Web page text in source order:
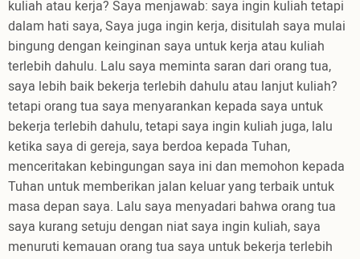
kuliah atau kerja? Saya menjawab: saya ingin kuliah tetapi
dalam hati saya, Saya juga ingin kerja, disitulah saya mulai
bingung dengan keinginan saya untuk kerja atau kuliah
terlebih dahulu. Lalu saya meminta saran dari orang tua,
saya lebih baik bekerja terlebih dahulu atau lanjut kuliah?
tetapi orang tua saya menyarankan kepada saya untuk
bekerja terlebih dahulu, tetapi saya ingin kuliah juga, lalu
ketika saya di gereja, saya berdoa kepada Tuhan,
menceritakan kebingungan saya ini dan memohon kepada
Tuhan untuk memberikan jalan keluar yang terbaik untuk
masa depan saya. Lalu saya menyadari bahwa orang tua
saya kurang setuju dengan niat saya ingin kuliah, saya
menuruti kemauan orang tua saya untuk bekerja terlebih